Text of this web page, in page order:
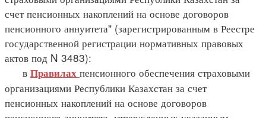
счет пенсионных накоплений на основе договоров
пенсионного аннуитета" (зарегистрированным в Реестре
государственной регистрации нормативных правовых
актов под N 3483):
в Правилах пенсионного обеспечения страховыми
организациями Республики Казахстан за счет
пенсионных накоплений на основе договоров